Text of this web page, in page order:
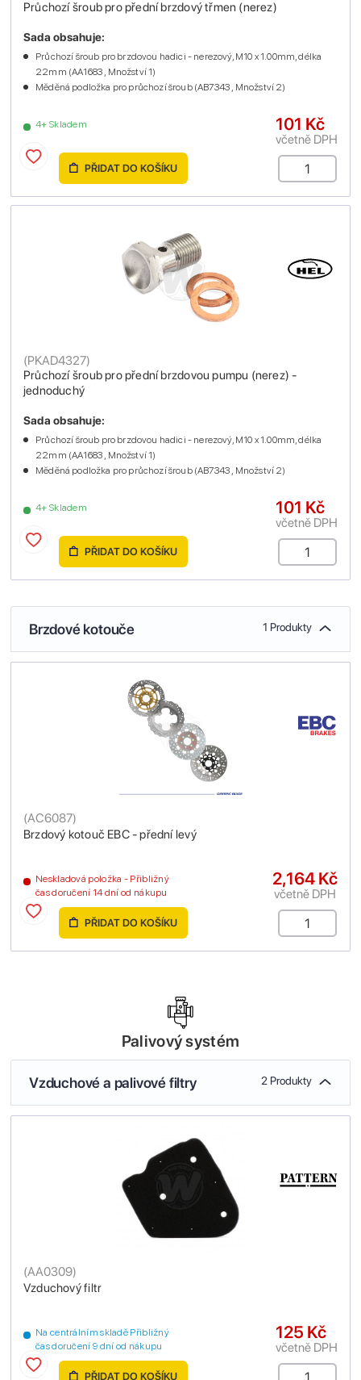
Průchozí šroub pro přední brzdový třmen (nerez)
4+ Skladem
Sada obsahuje:
Průchozí šroub pro brzdovou hadici - nerezový, M10 x 1.00mm, délka
22mm (AA1683 , Množství 1)
Měděná podložka pro průchozí šroub (AB7343 , Množství 2)
101 Kč
včetně DPH
PŘIDAT DO KOŠÍKU
Průchozí šroub pro přední brzdovou pumpu (nerez) -
jednoduchý
(PKAD4327)
4+ Skladem
Sada obsahuje:
Průchozí šroub pro brzdovou hadici - nerezový, M10 x 1.00mm, délka
22mm (AA1683 , Množství 1)
Měděná podložka pro průchozí šroub (AB7343 , Množství 2)
101 Kč
včetně DPH
PŘIDAT DO KOŠÍKU
Brzdové kotouče 1 Produkty
Brzdový kotouč EBC - přední levý
(AC6087)
Neskladová položka - Přibližný
čas doručení 14 dní od nákupu
2,164 Kč
včetně DPH
PŘIDAT DO KOŠÍKU
Palivový systém
Vzduchové a palivové filtry 2 Produkty
Vzduchový filtr
(AA0309)
Na centrálním skladě Přibližný
čas doručení 9 dní od nákupu
125 Kč
včetně DPH
PŘIDAT DO KOŠÍKU